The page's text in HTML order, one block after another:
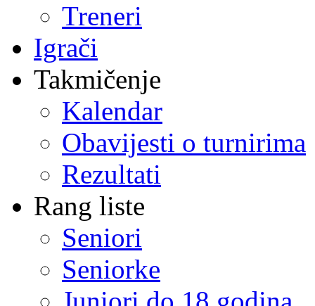
Treneri
Igrači
Takmičenje
Kalendar
Obavijesti o turnirima
Rezultati
Rang liste
Seniori
Seniorke